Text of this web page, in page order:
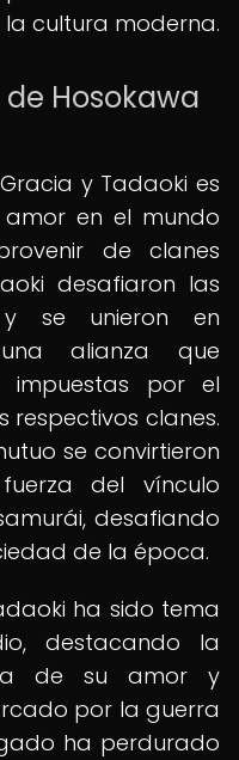
cultura moderna.
Hosokawa
y Tadaoki es
en el mundo
de clanes
desafiaron las
y se unieron en
alianza que
impuestas por el
clanes.
se convirtieron
del vínculo
desafiando
de la época.
ha sido tema
destacando la
de su amor y
por la guerra
ha perdurado